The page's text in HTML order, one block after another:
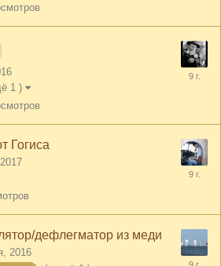
1 )
Гогиса
дефлегматор из меди
2016